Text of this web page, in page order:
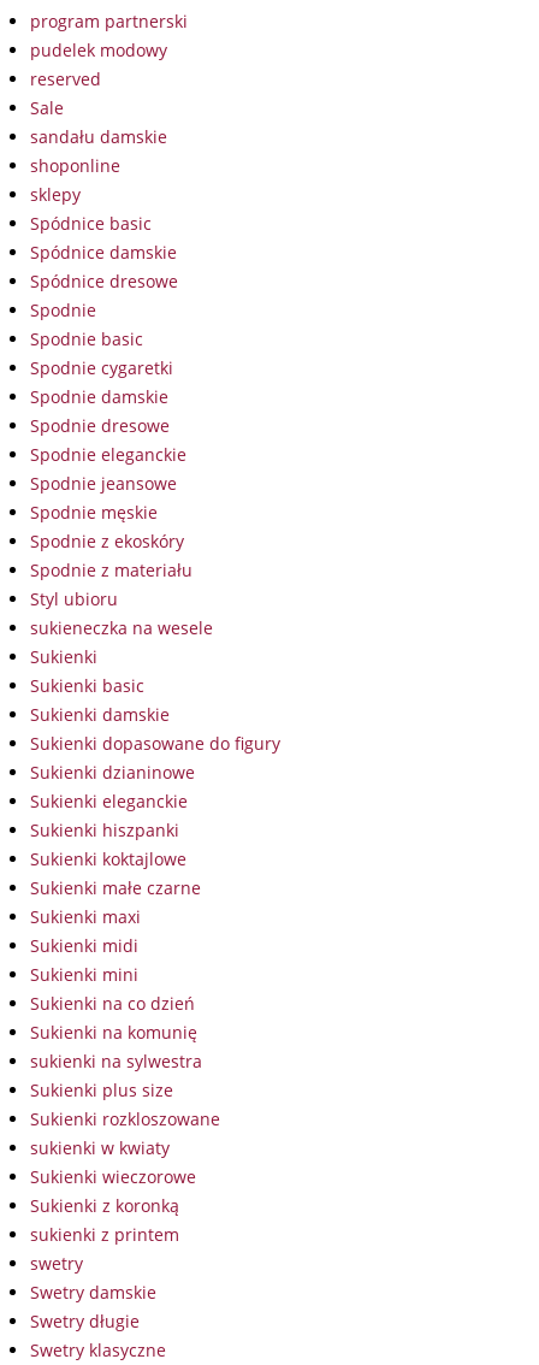
program partnerski
pudelek modowy
reserved
Sale
sandału damskie
shoponline
sklepy
Spódnice basic
Spódnice damskie
Spódnice dresowe
Spodnie
Spodnie basic
Spodnie cygaretki
Spodnie damskie
Spodnie dresowe
Spodnie eleganckie
Spodnie jeansowe
Spodnie męskie
Spodnie z ekoskóry
Spodnie z materiału
Styl ubioru
sukieneczka na wesele
Sukienki
Sukienki basic
Sukienki damskie
Sukienki dopasowane do figury
Sukienki dzianinowe
Sukienki eleganckie
Sukienki hiszpanki
Sukienki koktajlowe
Sukienki małe czarne
Sukienki maxi
Sukienki midi
Sukienki mini
Sukienki na co dzień
Sukienki na komunię
sukienki na sylwestra
Sukienki plus size
Sukienki rozkloszowane
sukienki w kwiaty
Sukienki wieczorowe
Sukienki z koronką
sukienki z printem
swetry
Swetry damskie
Swetry długie
Swetry klasyczne